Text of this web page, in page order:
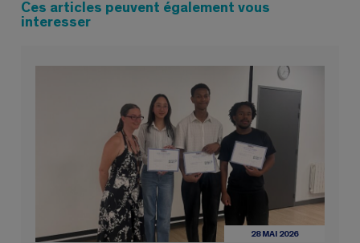
Ces articles peuvent également vous
interesser
28 MAI 2026